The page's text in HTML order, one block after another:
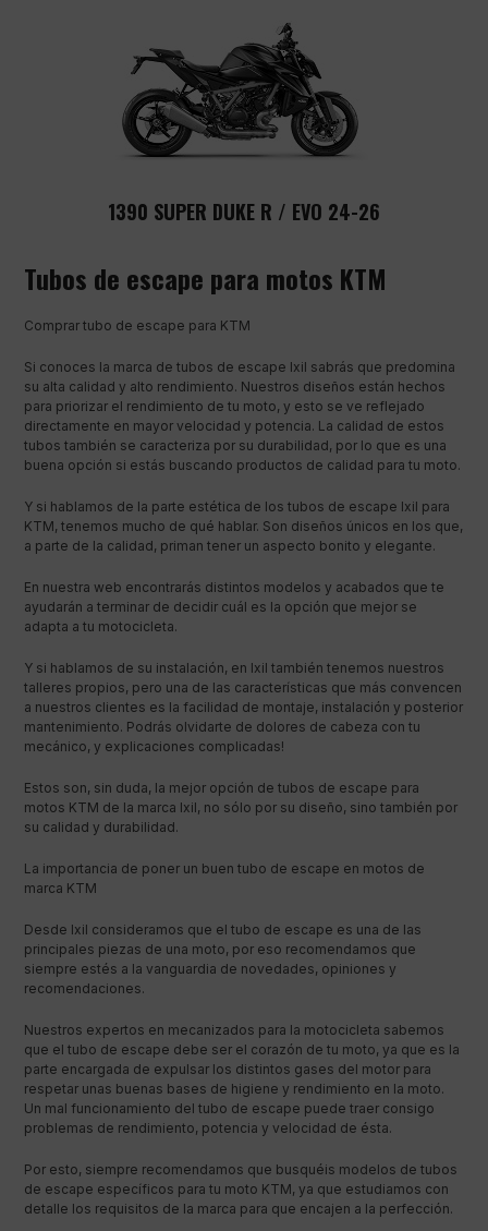
1390 SUPER DUKE R / EVO 24-26
Tubos de escape para motos KTM
Comprar tubo de escape para KTM
Si conoces la marca de tubos de escape Ixil sabrás que predomina
su alta calidad y alto rendimiento. Nuestros diseños están hechos
para priorizar el rendimiento de tu moto, y esto se ve reflejado
directamente en mayor velocidad y potencia. La calidad de estos
tubos también se caracteriza por su durabilidad, por lo que es una
buena opción si estás buscando productos de calidad para tu moto.
Y si hablamos de la parte estética de los tubos de escape Ixil para
KTM, tenemos mucho de qué hablar. Son diseños únicos en los que,
a parte de la calidad, priman tener un aspecto bonito y elegante.
En nuestra web encontrarás distintos modelos y acabados que te
ayudarán a terminar de decidir cuál es la opción que mejor se
adapta a tu motocicleta.
Y si hablamos de su instalación, en Ixil también tenemos nuestros
talleres propios, pero una de las características que más convencen
a nuestros clientes es la facilidad de montaje, instalación y posterior
mantenimiento. Podrás olvidarte de dolores de cabeza con tu
mecánico, y explicaciones complicadas!
Estos son, sin duda, la mejor opción de tubos de escape para
motos KTM de la marca Ixil, no sólo por su diseño, sino también por
su calidad y durabilidad.
La importancia de poner un buen tubo de escape en motos de
marca KTM
Desde Ixil consideramos que el tubo de escape es una de las
principales piezas de una moto, por eso recomendamos que
siempre estés a la vanguardia de novedades, opiniones y
recomendaciones.
Nuestros expertos en mecanizados para la motocicleta sabemos
que el tubo de escape debe ser el corazón de tu moto, ya que es la
parte encargada de expulsar los distintos gases del motor para
respetar unas buenas bases de higiene y rendimiento en la moto.
Un mal funcionamiento del tubo de escape puede traer consigo
problemas de rendimiento, potencia y velocidad de ésta.
Por esto, siempre recomendamos que busquéis modelos de tubos
de escape específicos para tu moto KTM, ya que estudiamos con
detalle los requisitos de la marca para que encajen a la perfección.